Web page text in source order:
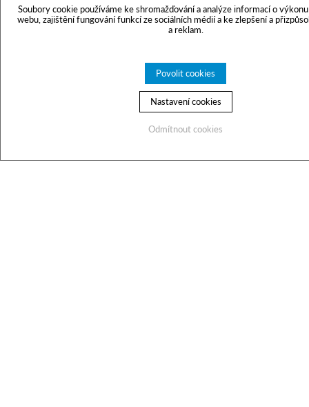
Soubory cookie používáme ke shromažďování a analýze informací o
webu, zajištění fungování funkcí ze sociálních médií a ke zlepšení a
a reklam.
Povolit cookies
Nastavení cookies
Odmítnout cookies